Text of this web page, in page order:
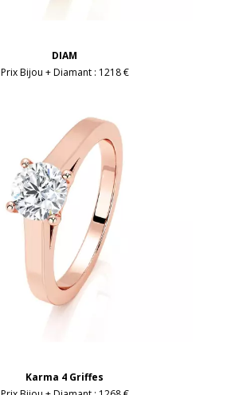
DIAM
Prix Bijou + Diamant : 1218 €
Karma 4 Griffes